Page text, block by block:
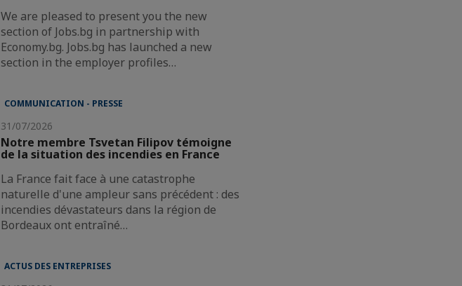
We are pleased to present you the new
section of Jobs.bg in partnership with
Economy.bg. Jobs.bg has launched a new
section in the employer profiles…
COMMUNICATION - PRESSE
31/07/2026
Notre membre Tsvetan Filipov témoigne
de la situation des incendies en France
La France fait face à une catastrophe
naturelle d'une ampleur sans précédent : des
incendies dévastateurs dans la région de
Bordeaux ont entraîné…
ACTUS DES ENTREPRISES